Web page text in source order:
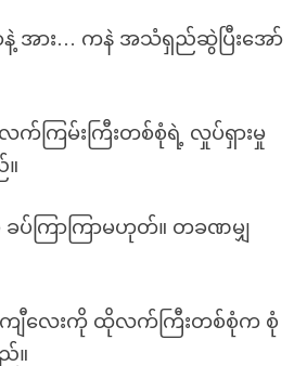
နဲ့ အား… ကနဲ အသံရှည်ဆွဲပြီးအော်
က်ကြမ်းကြီးတစ်စုံရဲ့ လှုပ်ရှားမှု
ပ်ကြာကြာမဟုတ်။ တခဏမျှ
ကျီလေးကို ထိုလက်ကြီးတစ်စုံက စုံ
။